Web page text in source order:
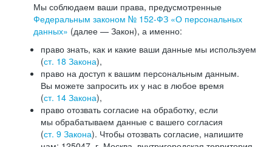
Мы соблюдаем ваши права, предусмотренные
Федеральным законом № 152-ФЗ «О персональных
данных» (далее — Закон), а именно:
право знать, как и какие ваши данные мы используем
(ст. 18 Закона),
право на доступ к вашим персональным данным.
Вы можете запросить их у нас в любое время
(ст. 14 Закона),
право отозвать согласие на обработку, если
мы обрабатываем данные с вашего согласия
(ст. 9 Закона). Чтобы отозвать согласие, напишите